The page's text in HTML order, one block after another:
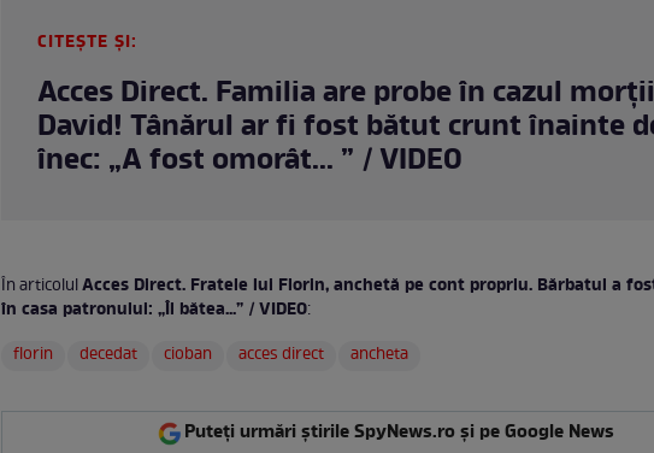
CITEȘTE ȘI:
Acces Direct. Familia are probe în cazul
David! Tânărul ar fi fost bătut crunt înainte
înec: „A fost omorât... ” / VIDEO
În articolulAcces Direct. Fratele lui Florin, anchetă pe cont propriu. Bărbatul a
în casa patronului: „Îl bătea...” / VIDEO:
florin
decedat cioban acces direct ancheta
Puteți urmări știrile SpyNews.ro și pe Google News